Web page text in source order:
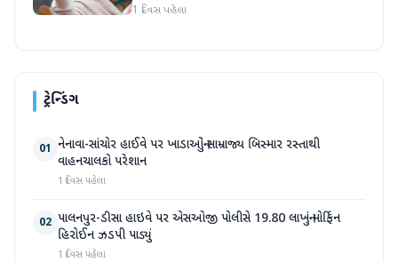
1 દિવસ પહેલા
ટ્રેન્ડિંગ
01 નેનાવા-સાંચોર હાઈવે પર ખાડાઓનું સામ્રાજ્ય બિસ્માર રસ્તાથી
વાહનચાલકો પરેશાન
1 દિવસ પહેલા
02 પાલનપુર-ડીસા હાઇવે પર એસઓજી પોલીસે 19.80 લાખનું મોર્ફિન
હિરોઈન ઝડપી પાડ્યું
1 દિવસ પહેલા